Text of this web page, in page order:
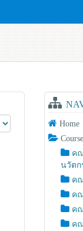
Home
ค
นวัตก
ค
ค
ค
ค